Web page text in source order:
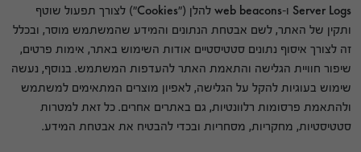
Server Logs ו-web beacons להלן ("Cookies") לצורך תפעול שוטף
ותקין של האתר, לשם אבטחת הנתונים והמידע שהמשתמש מוסר, ובכלל
זה לצורך איסוף נתונים סטטיסטיים אודות השימוש באתר, אימות פרטים,
שיפור חוויית הגלישה והתאמת האתר להעדפות המשתמש. בנוסף, נעשה
שימוש בעוגיות להקל על הגלישה, לאפיון מוצרים המתאימים למשתמש
ולהתאמת פרסומות רלוונטיות, גם באתרים אחרים. כל זאת למטרות
סטטיסטיות, מחקריות, מסחריות ובכדי להבטיח את אבטחת המידע.